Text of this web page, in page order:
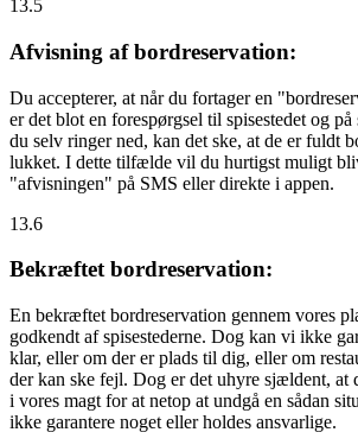
13.5
Afvisning af bordreservation:
Du accepterer, at når du fortager en
er det blot en forespørgsel til spisestedet og på
du selv ringer ned, kan det ske, at de er fuldt
lukket. I dette tilfælde vil du hurtigst muligt
"afvisningen" på SMS eller direkte i appen.
13.6
Bekræftet bordreservation:
En bekræftet bordreservation gennem vores
godkendt af spisestederne. Dog kan vi ikke
klar, eller om der er plads til dig, eller om
der kan ske fejl. Dog er det uhyre sjældent, at
i vores magt for at netop at undgå en sådan
ikke garantere noget eller holdes ansvarlige.